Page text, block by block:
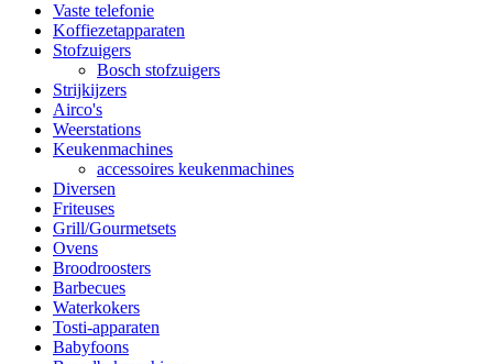
Vaste telefonie
Koffiezetapparaten
Stofzuigers
Bosch stofzuigers
Strijkijzers
Airco's
Weerstations
Keukenmachines
accessoires keukenmachines
Diversen
Friteuses
Grill/Gourmetsets
Ovens
Broodroosters
Barbecues
Waterkokers
Tosti-apparaten
Babyfoons